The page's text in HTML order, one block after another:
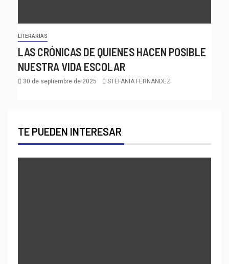
LITERARIAS
LAS CRÓNICAS DE QUIENES HACEN POSIBLE
NUESTRA VIDA ESCOLAR
30 de septiembre de 2025 STEFANIA FERNANDEZ
TE PUEDEN INTERESAR